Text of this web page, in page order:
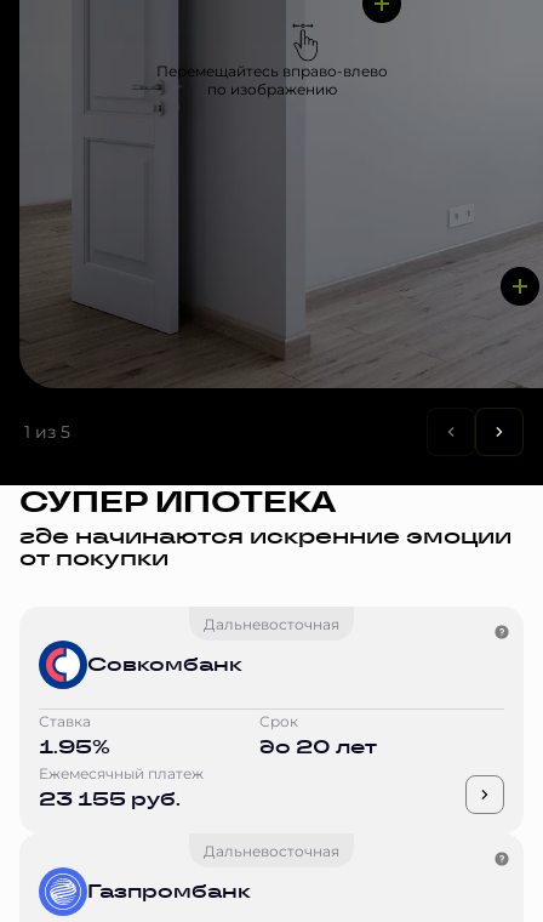
Перемещайтесь вправо-влево
по изображению
1 из 5
СУПЕР ИПОТЕКА
где начинаются искренние эмоции
от покупки
Дальневосточная
Совкомбанк
Ставка
1.95%
Срок
до 20 лет
Ежемесячный платеж
23 155 руб.
Дальневосточная
Газпромбанк